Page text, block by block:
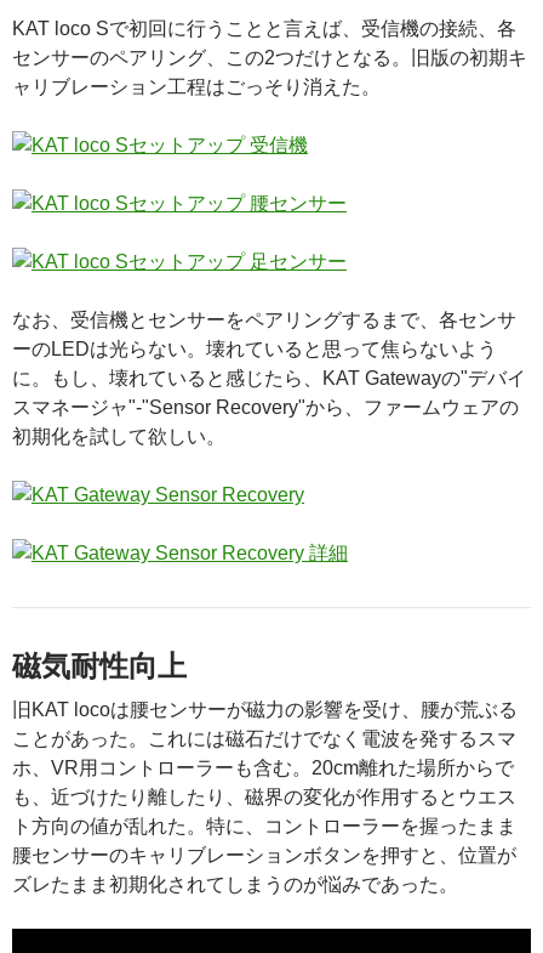
KAT loco Sで初回に行うことと言えば、受信機の接続、各
センサーのペアリング、この2つだけとなる。旧版の初期キ
ャリブレーション工程はごっそり消えた。
なお、受信機とセンサーをペアリングするまで、各センサ
ーのLEDは光らない。壊れていると思って焦らないよう
に。もし、壊れていると感じたら、KAT Gatewayの"デバイ
スマネージャ"-"Sensor Recovery"から、ファームウェアの
初期化を試して欲しい。
磁気耐性向上
旧KAT locoは腰センサーが磁力の影響を受け、腰が荒ぶる
ことがあった。これには磁石だけでなく電波を発するスマ
ホ、VR用コントローラーも含む。20cm離れた場所からで
も、近づけたり離したり、磁界の変化が作用するとウエス
ト方向の値が乱れた。特に、コントローラーを握ったまま
腰センサーのキャリブレーションボタンを押すと、位置が
ズレたまま初期化されてしまうのが悩みであった。